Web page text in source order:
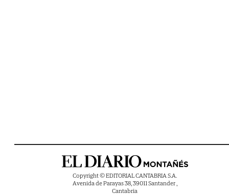
Copyright © EDITORIAL CANTABRIA S.A.
Avenida de Parayas 38, 39011 Santander ,
Cantabria